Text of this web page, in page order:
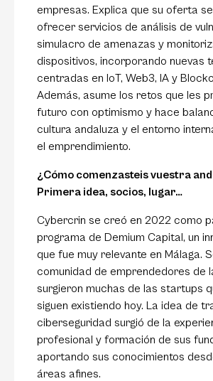
empresas. Explica que su oferta
ofrecer servicios de análisis de
simulacro de amenazas y
dispositivos, incorporando nuevas
centradas en IoT, Web3, IA y
Además, asume los retos que les
futuro con optimismo y hace
cultura andaluza y el entorno
el emprendimiento.
¿Cómo comenzasteis vuestra
Primera idea, socios, lugar…
Cybercrin se creó en 2022 como
programa de Demium Capital, un
que fue muy relevante en Málaga.
comunidad de emprendedores de
surgieron muchas de las startups
siguen existiendo hoy. La idea de
ciberseguridad surgió de la
profesional y formación de sus
aportando sus conocimientos
áreas afines.